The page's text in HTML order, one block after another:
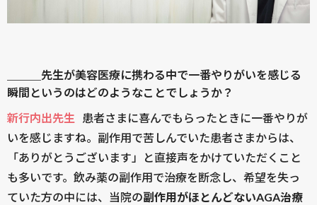
＿＿＿先生が美容医療に携わる中で一番やりがいを感じる
瞬間というのはどのようなことでしょうか？
新行内出先生
患者さまに喜んでもらったときに一番やりが
いを感じますね。副作用で苦しんでいた患者さまからは、
「ありがとうございます」と直接声をかけていただくこと
も多いです。飲み薬の副作用で治療を断念し、希望を失っ
ていた方の中には、当院の副作用がほとんどないAGA治療